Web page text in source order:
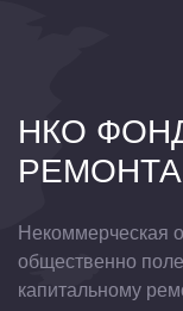
НКО
РЕМОНТА
Некоммерческая
общественно
капитальному